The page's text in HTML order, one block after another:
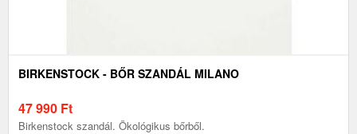
BIRKENSTOCK - BŐR SZANDÁL MILANO
47 990 Ft
Birkenstock szandál. Ökológikus bőrből.